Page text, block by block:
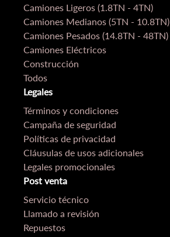
Camiones Ligeros (1.8TN - 4TN)
Camiones Medianos (5TN - 10.8TN)
Camiones Pesados (14.8TN - 48TN)
Camiones Eléctricos
Construcción
Todos
Legales
Términos y condiciones
Campaña de seguridad
Políticas de privacidad
Cláusulas de usos adicionales
Legales promocionales
Post venta
Servicio técnico
Llamado a revisión
Repuestos